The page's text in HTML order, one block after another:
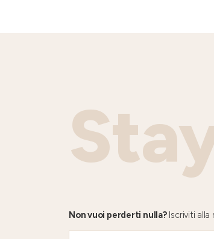
Non vuoi perderti nulla?Iscriviti alla